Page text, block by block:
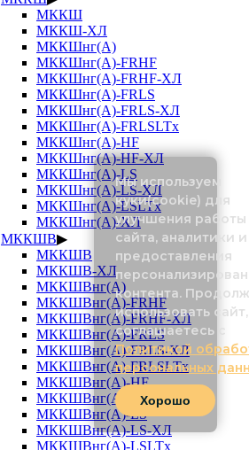
МККШ
МККШ-ХЛ
МККШнг(А)
МККШнг(А)-FRHF
МККШнг(А)-FRHF-ХЛ
МККШнг(А)-FRLS
МККШнг(А)-FRLS-ХЛ
МККШнг(А)-FRLSLTx
МККШнг(А)-HF
МККШнг(А)-HF-ХЛ
МККШнг(А)-LS
МККШнг(А)-LS-ХЛ
МККШнг(А)-LSLTx
МККШнг(А)-ХЛ
МККШВ▶
МККШВ
МККШВ-ХЛ
МККШВнг(А)
МККШВнг(А)-FRHF
МККШВнг(А)-FRHF-ХЛ
МККШВнг(А)-FRLS
МККШВнг(А)-FRLS-ХЛ
МККШВнг(А)-FRLSLTx
МККШВнг(А)-HF
МККШВнг(А)-HF-ХЛ
МККШВнг(А)-LS
МККШВнг(А)-LS-ХЛ
МККШВнг(А)-LSLTx
Мы используем
куки(cookie) для
улучшения работы
сайта, аналитики и
предоставления
контента.
использовать
соглашаетесь с
Политикой
персональных
Хорошо